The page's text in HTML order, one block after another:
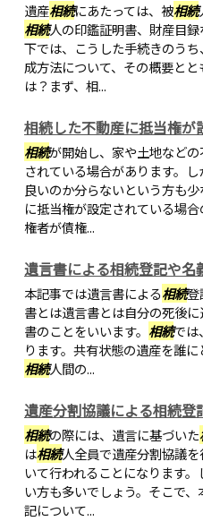
遺産相続にあたっては、被相続
相続人の印鑑証明書、財産目
下では、こうした手続きのう
成方法について、その概要と
は？まず、相...
相続した不動産に抵当権が
相続が開始し、家や土地などの
されている場合があります。
良いのか分らないという方も
に抵当権が設定されている場
権者が債権...
遺言書による相続登記や名
本記事では遺言書による相続登
書とは遺言書とは自分の死後
書のことをいいます。 相続では
ります。共有状態の遺産を誰
相続人間の...
遺産分割協議による相続登
相続の際には、遺言に基づいた
は相続人全員で遺産分割協議を
いて行われることになります
い方も多いでしょう。そこで
記について...